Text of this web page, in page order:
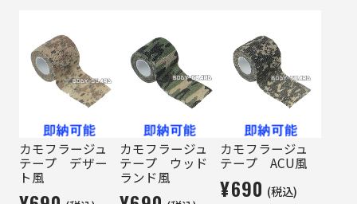
カモフラージュ
テープ デザー
ト風
カモフラージュ
テープ ウッド
ランド風
カモフラージュ
テープ ACU風
¥690 (税込)